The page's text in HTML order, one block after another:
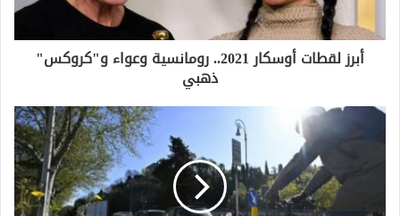
أبرز لقطات أوسكار 2021.. رومانسية وعواء و"كروكس"
ذهبي